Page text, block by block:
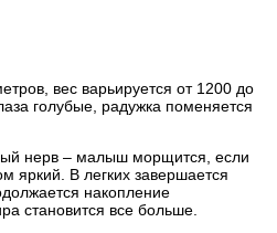
вес варьируется от 1200 до
голубые, радужка поменяется
нерв – малыш морщится, если
яркий. В легких завершается
накопление
становится все больше.